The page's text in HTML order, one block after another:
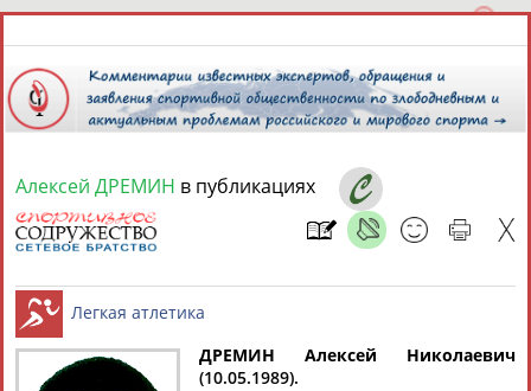
7 августа 2026 года,
СПОРТСМЕНЫ, ТРЕНЕРЫ И СПЕЦИАЛИСТЫ
Найдено: 13181персон Расширенный поиск
Алексей ДРЕМИН в публикациях
ДРЕМИН Алексей Николаевич
(10.05.1989).